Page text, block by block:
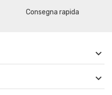
Consegna rapida

